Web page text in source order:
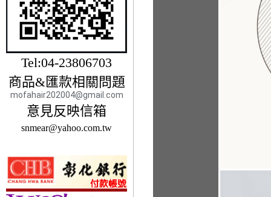
Tel:04-23806703
商品&匯款相關問題
mofahair202004@gmail.com
意見反映信箱
snmear@yahoo.com.tw